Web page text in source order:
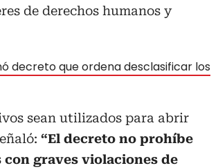
de derechos humanos y
decreto que ordena desclasificar los
sean utilizados para abrir
“El decreto no prohíbe
graves violaciones de